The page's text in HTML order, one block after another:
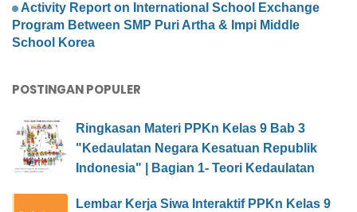
Activity Report on International School Exchange
Program Between SMP Puri Artha & Impi Middle
School Korea
POSTINGAN POPULER
Ringkasan Materi PPKn Kelas 9 Bab 3
"Kedaulatan Negara Kesatuan Republik
Indonesia" | Bagian 1- Teori Kedaulatan
Lembar Kerja Siwa Interaktif PPKn Kelas 9